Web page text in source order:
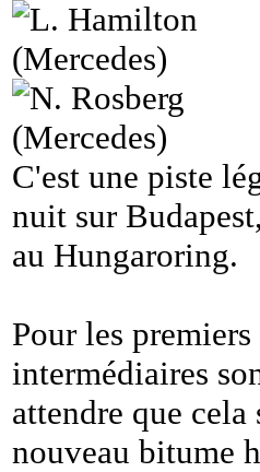
C'est une piste
nuit sur
au Hungaroring.
Pour les
intermédiaires
attendre que
nouveau bitume